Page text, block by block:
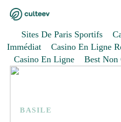
Sites De Paris Sportifs
Immédiat
Casino En Ligne
Casino En Ligne
Best Non
BASILE